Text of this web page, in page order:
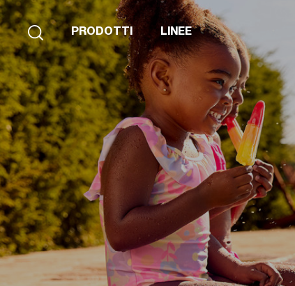
PRODOTTI LINEE